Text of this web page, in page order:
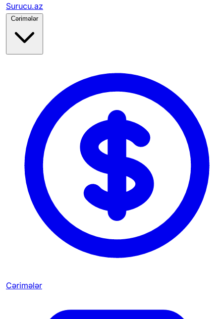
Surucu.az
Cərimələr
Cərimələr